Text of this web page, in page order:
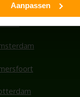
Aanpassen